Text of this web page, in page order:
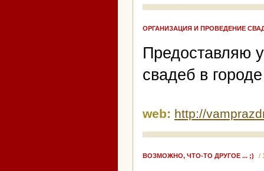
ОРГАНИЗАЦИЯ И ПРОВЕДЕНИЕ
Предоставляю
свадеб в
web: http://
ВОЗМОЖНО, ЧТО-ТО ДРУГОЕ ... ;) /